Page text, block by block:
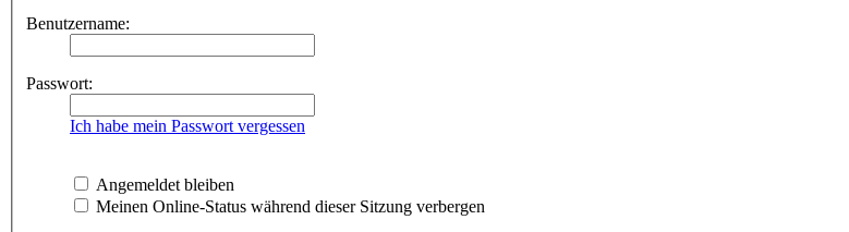
Benutzername:
Passwort:
Ich habe mein Passwort vergessen
Angemeldet bleiben
Meinen Online-Status während dieser Sitzung verbergen